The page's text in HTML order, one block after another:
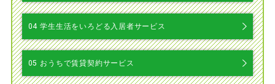
04 学生生活をいろどる入居者サービス
05 おうちで賃貸契約サービス